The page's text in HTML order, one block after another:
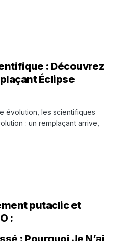
: Découvrez
Éclipse
évolution, les scientifiques
: un remplaçant arrive,
putaclic et
: